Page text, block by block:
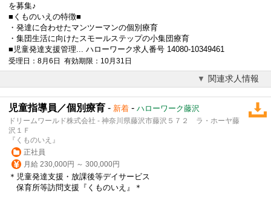
を募集♪
■くものいえの特徴■
・発達に合わせたマンツーマンの個別療育
・集団生活に向けたスモールステップの小集団療育
■児童発達支援管理... ハローワーク求人番号 14080-10349461
受理日：8月6日 有効期限：10月31日
関連求人情報
児童指導員／個別療育 - 新着 - ハローワーク藤沢
ドリームワールド株式会社 - 神奈川県藤沢市藤沢５７２ ラ・ホーヤ藤
沢１Ｆ
『くものいえ』
正社員
月給 230,000円 ～ 300,000円
＊児童発達支援・放課後等デイサービス
保育所等訪問支援『くものいえ』＊